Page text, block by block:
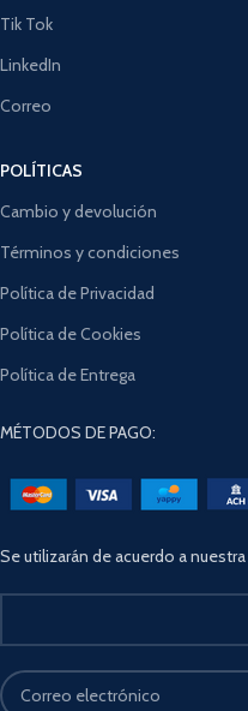
Tik Tok
LinkedIn
Correo
POLÍTICAS
Cambio y devolución
Términos y condiciones
Política de Privacidad
Política de Cookies
Política de Entrega
MÉTODOS DE PAGO:
Se utilizarán de acuerdo a nuestra